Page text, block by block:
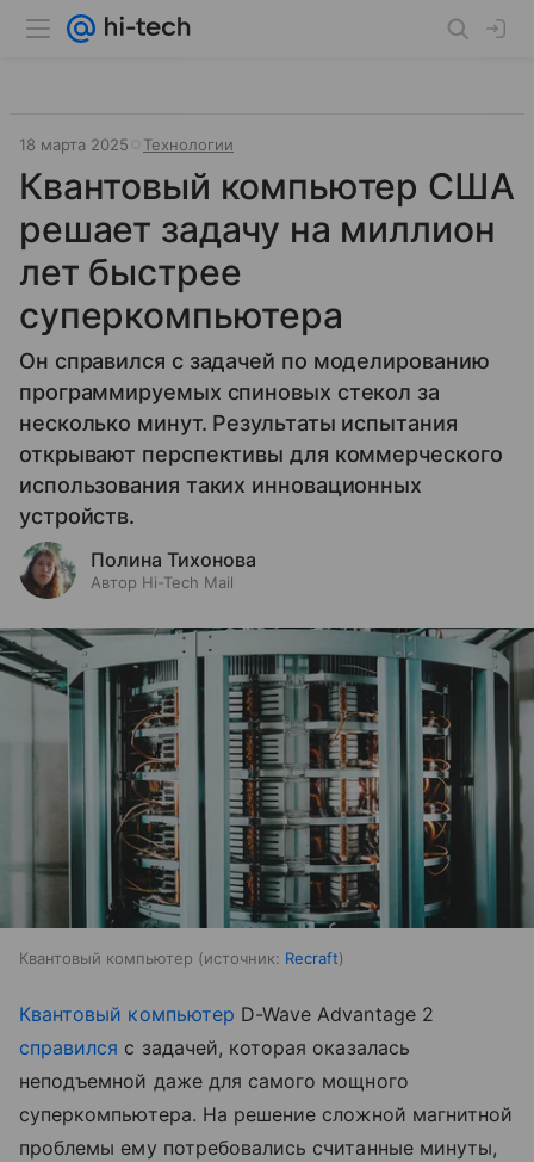
18 марта 2025 Технологии
Квантовый компьютер США
решает задачу на миллион
лет быстрее
суперкомпьютера
Он справился с задачей по моделированию
программируемых спиновых стекол за
несколько минут. Результаты испытания
открывают перспективы для коммерческого
использования таких инновационных
устройств.
Полина Тихонова
Автор Hi-Tech Mail
Квантовый компьютер источник: Recraft
Квантовый компьютер D-Wave Advantage 2
справился с задачей, которая оказалась
неподъемной даже для самого мощного
суперкомпьютера. На решение сложной магнитной
проблемы ему потребовались считанные минуты,